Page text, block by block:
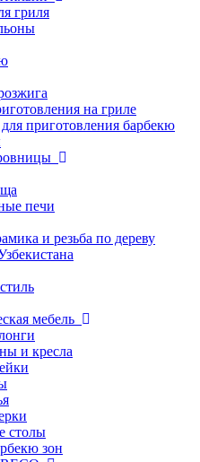
гриля
на гриле
приготовления барбекю
печи
и резьба по дереву
мебель
и кресла
столы
зон